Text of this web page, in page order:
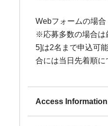
Webフォームの場合
※応募多数の場合は
5]は2名まで申込可
合には当日先着順に
Access Information